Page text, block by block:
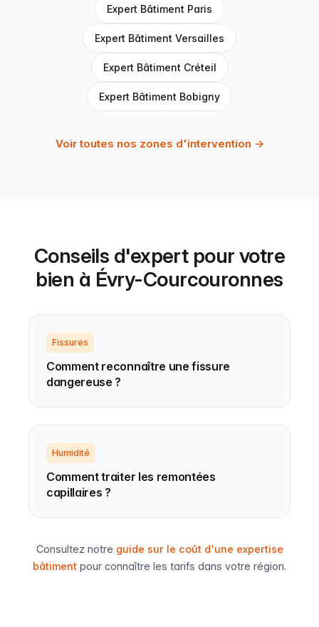
Expert Bâtiment Paris
Expert Bâtiment Versailles
Expert Bâtiment Créteil
Expert Bâtiment Bobigny
Voir toutes nos zones d'intervention →
Conseils d'expert pour votre
bien à Évry-Courcouronnes
Fissures
Comment reconnaître une fissure
dangereuse ?
Humidité
Comment traiter les remontées
capillaires ?
Consultez notre guide sur le coût d'une expertise
bâtiment pour connaître les tarifs dans votre région.